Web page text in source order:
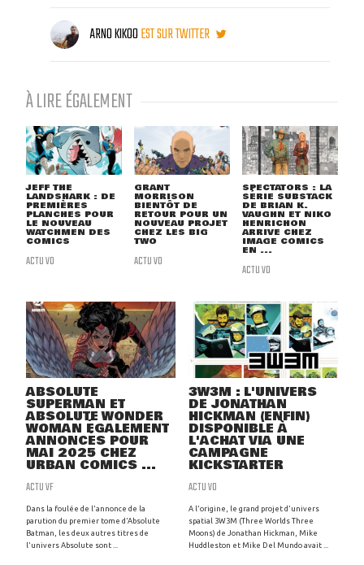
ARNO KIKOOEST SUR TWITTER
À LIRE ÉGALEMENT
JEFF THE
LANDSHARK : DE
PREMIÈRES
PLANCHES POUR
LE NOUVEAU
WATCHMEN DES
COMICS
ACTU VO
GRANT
MORRISON
BIENTÔT DE
RETOUR POUR UN
NOUVEAU PROJET
CHEZ LES BIG
TWO
ACTU VO
SPECTATORS : LA
SÉRIE SUBSTACK
DE BRIAN K.
VAUGHN ET NIKO
HENRICHON
ARRIVE CHEZ
IMAGE COMICS
EN ...
ACTU VO
ABSOLUTE
SUPERMAN ET
ABSOLUTE WONDER
WOMAN ÉGALEMENT
ANNONCÉS POUR
MAI 2025 CHEZ
URBAN COMICS ...
ACTU VF
Dans la foulée de l'annonce de la
parution du premier tome d'Absolute
Batman, les deux autres titres de
l'univers Absolute sont ...
3W3M : L'UNIVERS
DE JONATHAN
HICKMAN (ENFIN)
DISPONIBLE À
L'ACHAT VIA UNE
CAMPAGNE
KICKSTARTER
ACTU VO
A l'origine, le grand projet d'univers
spatial 3W3M (Three Worlds Three
Moons) de Jonathan Hickman, Mike
Huddleston et Mike Del Mundo avait ...